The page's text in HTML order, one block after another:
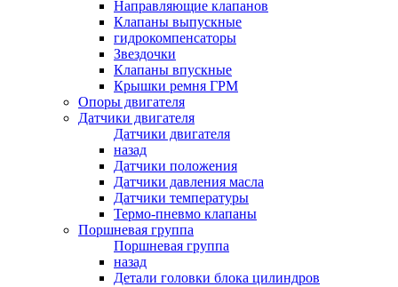
Направляющие клапанов
Клапаны выпускные
гидрокомпенсаторы
Звездочки
Клапаны впускные
Крышки ремня ГРМ
Опоры двигателя
Датчики двигателя
Датчики двигателя
назад
Датчики положения
Датчики давления масла
Датчики температуры
Термо-пневмо клапаны
Поршневая группа
Поршневая группа
назад
Детали головки блока цилиндров